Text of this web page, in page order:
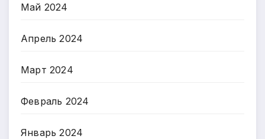
Май 2024
Апрель 2024
Март 2024
Февраль 2024
Январь 2024